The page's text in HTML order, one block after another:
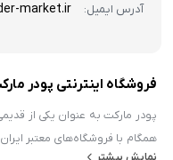
آدرس ایمیل: market.ir
فروشگاه اینترنتی پودر
همگام با فروشگاه‌های معتبر